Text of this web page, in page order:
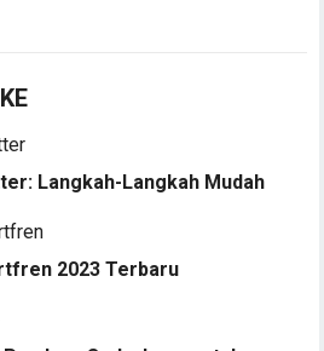
Langkah-Langkah Mudah
2023 Terbaru